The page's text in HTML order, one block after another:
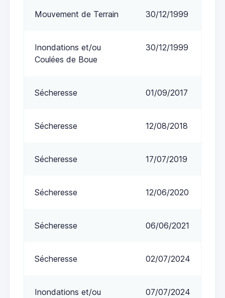
Mouvement de Terrain 30/12/1999
Inondations et/ou
Coulées de Boue
30/12/1999
Sécheresse 01/09/2017
Sécheresse 12/08/2018
Sécheresse 17/07/2019
Sécheresse 12/06/2020
Sécheresse 06/06/2021
Sécheresse 02/07/2024
Inondations et/ou
07/07/2024